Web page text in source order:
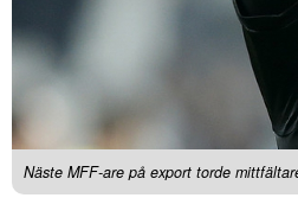
Näste MFF-are på export torde